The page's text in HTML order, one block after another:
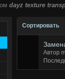
dayz texture
Сортировать
Автор